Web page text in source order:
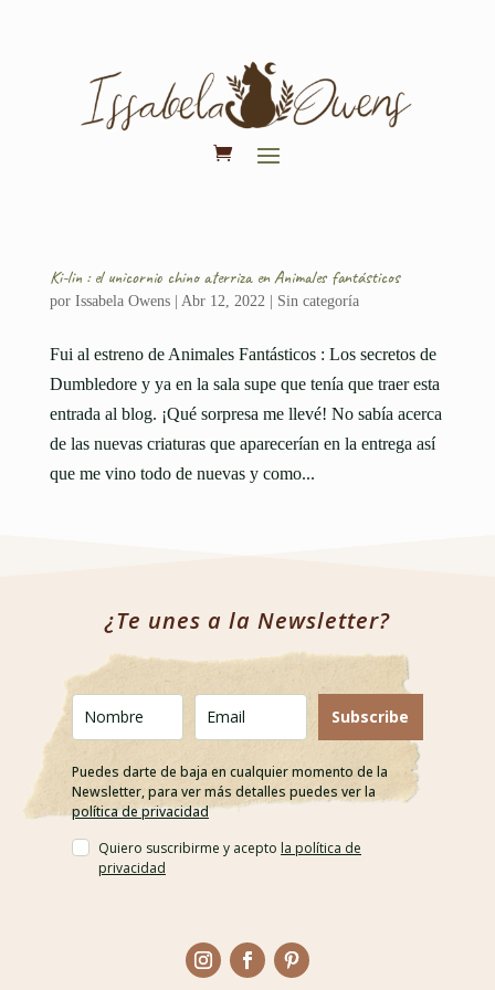
Ki-lin : el unicornio chino aterriza en Animales fantásticos
por Issabela Owens| Abr 12, 2022 | Sin categoría
Fui al estreno de Animales Fantásticos : Los secretos de
Dumbledore y ya en la sala supe que tenía que traer esta
entrada al blog. ¡Qué sorpresa me llevé! No sabía acerca
de las nuevas criaturas que aparecerían en la entrega así
que me vino todo de nuevas y como...
¿Te unes a la Newsletter?
Subscribe
Puedes darte de baja en cualquier momento de la
Newsletter, para ver más detalles puedes ver la
política de privacidad
Quiero suscribirme y acepto la política de
privacidad